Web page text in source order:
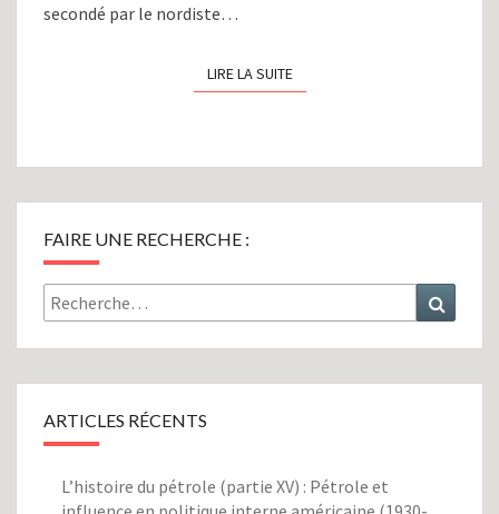
secondé par le nordiste…
LIRE LA SUITELIRE LA SUITE
FAIRE UNE RECHERCHE :
Rechercher :
ARTICLES RÉCENTS
L’histoire du pétrole (partie XV) : Pétrole et